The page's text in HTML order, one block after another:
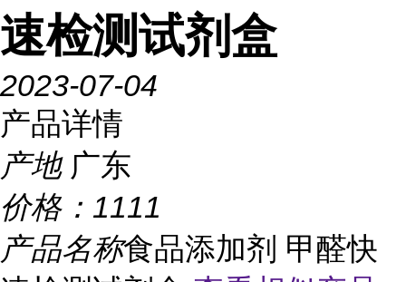
速检测试剂盒
2023-07-04
产品详情
产地 广东
价格： 1111
产品名称食品添加剂 甲醛快